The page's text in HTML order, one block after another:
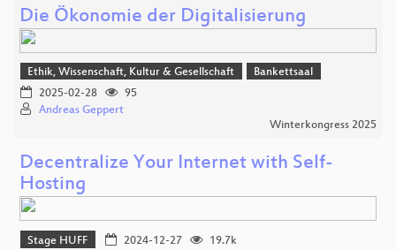
Die Ökonomie der Digitalisierung
Ethik, Wissenschaft, Kultur & Gesellschaft
Bankettsaal
2025-02-28
95
Andreas Geppert
Winterkongress 2025
Decentralize Your Internet with Self-
Hosting
Stage HUFF 2024-12-27 19.7k